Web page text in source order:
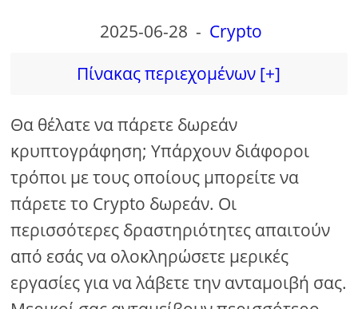
2025-06-28 - Crypto
Πίνακας περιεχομένων [+]
Θα θέλατε να πάρετε δωρεάν
κρυπτογράφηση; Υπάρχουν διάφοροι
τρόποι με τους οποίους μπορείτε να
πάρετε το Crypto δωρεάν. Οι
περισσότερες δραστηριότητες απαιτούν
από εσάς να ολοκληρώσετε μερικές
εργασίες για να λάβετε την ανταμοιβή σας.